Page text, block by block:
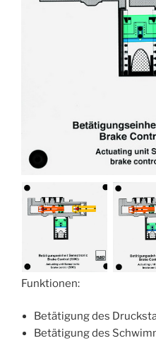
Funktionen:
Betätigung des
Betätigung des